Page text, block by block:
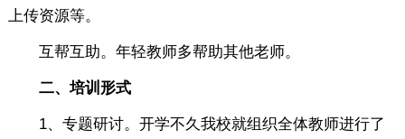
上传资源等。
互帮互助。年轻教师多帮助其他老师。
二、培训形式
1、专题研讨。开学不久我校就组织全体教师进行了